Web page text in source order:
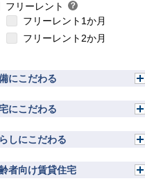
フリーレント ？
ヒ
ト
フリーレント1か月
フリーレント2か月
にこだわる
にこだわる
しにこだわる
者向け賃貸住宅